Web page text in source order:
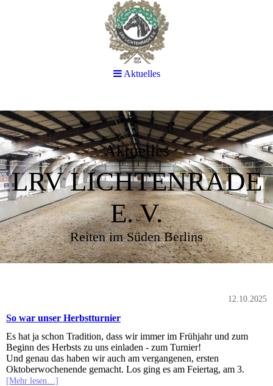
Aktuelles
LRV LICHTENRADE
E. V.
Reiten im Süden Berlins
12.10.2025
So war unser Herbstturnier
Es hat ja schon Tradition, dass wir immer im Frühjahr und zum
Beginn des Herbsts zu uns einladen - zum Turnier!
Und genau das haben wir auch am vergangenen, ersten
Oktoberwochenende gemacht. Los ging es am Feiertag, am 3.
[Mehr lesen…]
Aktuelles